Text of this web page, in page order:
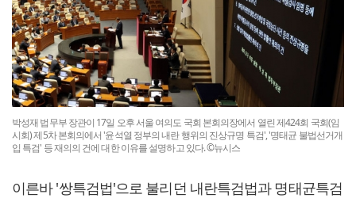
박성재 법무부 장관이 17일 오후 서울 여의도 국회 본회의장에서 열린 제424회 국회(임
시회) 제5차 본회의에서 '윤석열 정부의 내란 행위의 진상규명 특검', '명태균 불법선거개
입 특검' 등 재의의 건에 대한 이유를 설명하고 있다. ©뉴시스
이른바 '쌍특검법'으로 불리던 내란특검법과 명태균특검